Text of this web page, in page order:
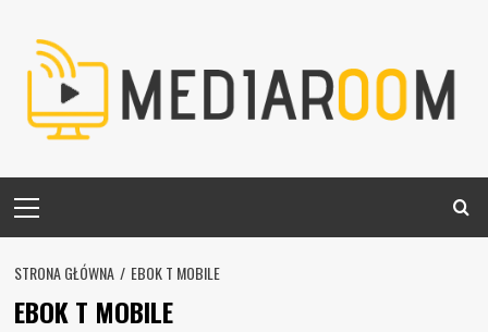
content
Menu
STRONA GŁÓWNA EBOK T MOBILE
EBOK T MOBILE